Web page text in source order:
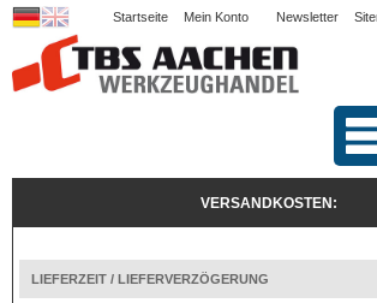
Startseite Mein Konto Newsletter
VERSANDKOSTEN:
LIEFERZEIT / LIEFERVERZÖGERUNG